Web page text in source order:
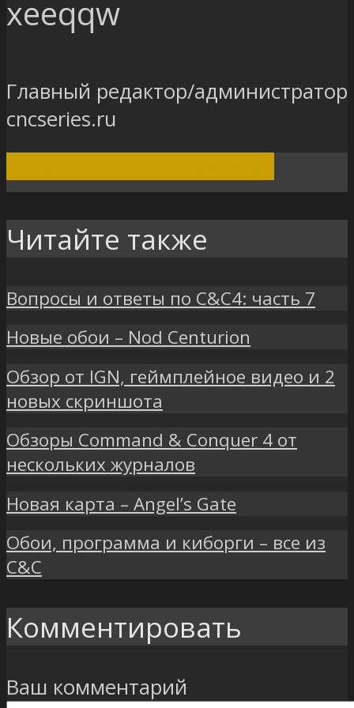
xeeqqw
Главный редактор/администратор
cncseries.ru
Читайте также
Вопросы и ответы по C&C4: часть 7
Новые обои – Nod Centurion
Обзор от IGN, геймплейное видео и 2
новых скриншота
Обзоры Command & Conquer 4 от
нескольких журналов
Новая карта – Angel’s Gate
Обои, программа и киборги – все из
C&C
Комментировать
Ваш комментарий